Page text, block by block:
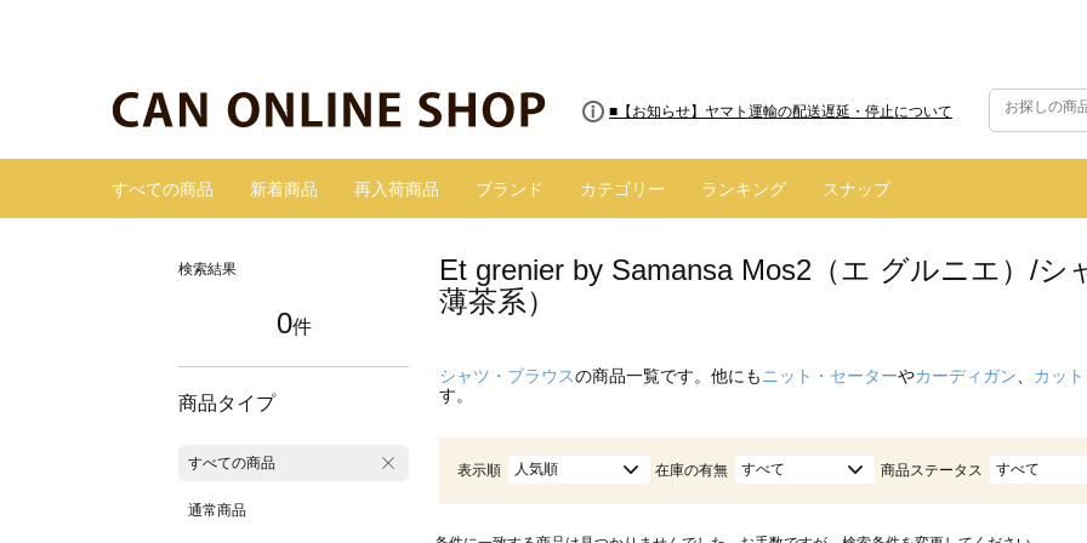
■8/13(木)AM2:00～サイトメンテナンス実施のお知らせ
■【お知らせ】ヤマト運輸の配送遅延・停止について
すべての商品 新着商品 再入荷商品 ブランド カテゴリー ランキング スナップ
検索結果
0件
商品タイプ
すべての商品
通常商品
Et grenier by Samansa Mos2（エ グルニエ）/
薄茶系）
シャツ・ブラウスの商品一覧です。他にも ニット・セーターやカーディガン カッ
す。
表示順 人気順 在庫の有無 すべて 商品ステータス すべて